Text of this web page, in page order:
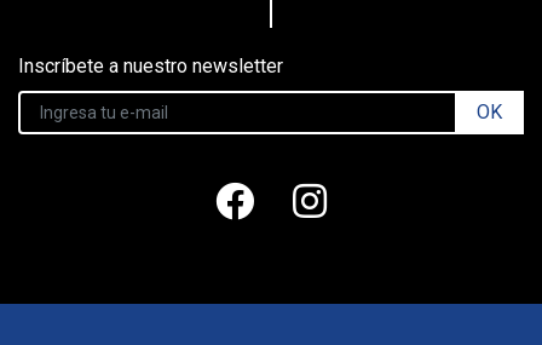
Inscríbete a nuestro newsletter
OK